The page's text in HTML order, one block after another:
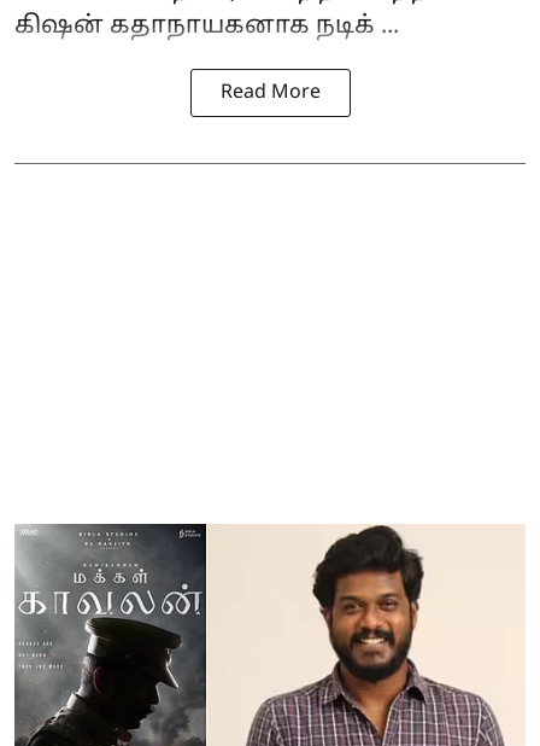
கிஷன் கதாநாயகனாக நடிக் ...
Read More